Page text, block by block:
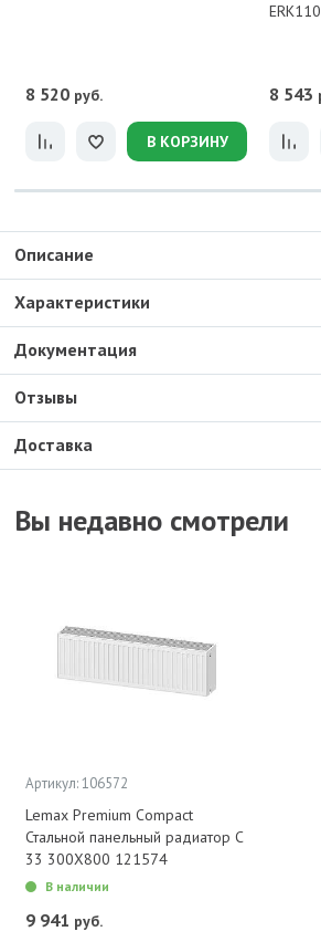
8 520 руб.
В КОРЗИНУ
8 543
Доставка
Описание
Характеристики
Документация
Отзывы
Вы недавно смотрели
Артикул: 106572
Lemax Premium Compact
Стальной панельный радиатор C
33 300X800 121574
В наличии
9 941 руб.